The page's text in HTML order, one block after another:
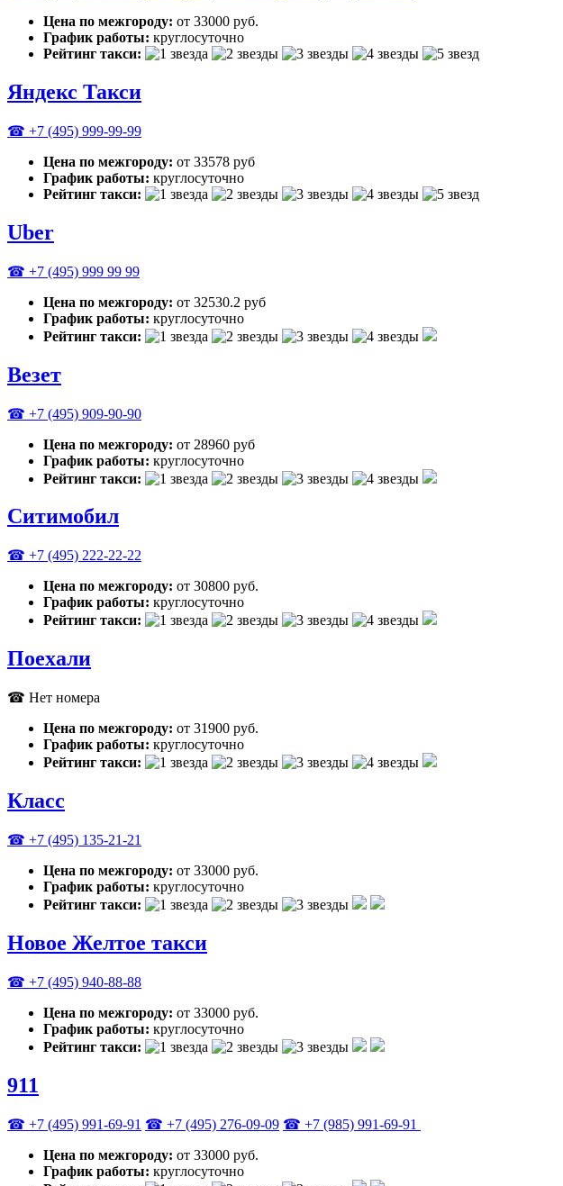
Цена по межгороду: от 33000 руб.
График работы: круглосуточно
Рейтинг такси:
Яндекс Такси
☎ +7 (495) 999-99-99
Цена по межгороду: от 33578 руб
График работы: круглосуточно
Рейтинг такси:
Uber
☎ +7 (495) 999 99 99
Цена по межгороду: от 32530.2 руб
График работы: круглосуточно
Рейтинг такси:
Везет
☎ +7 (495) 909-90-90
Цена по межгороду: от 28960 руб
График работы: круглосуточно
Рейтинг такси:
Ситимобил
☎ +7 (495) 222-22-22
Цена по межгороду: от 30800 руб.
График работы: круглосуточно
Рейтинг такси:
Поехали
☎ Нет номера
Цена по межгороду: от 31900 руб.
График работы: круглосуточно
Рейтинг такси:
Класс
☎ +7 (495) 135-21-21
Цена по межгороду: от 33000 руб.
График работы: круглосуточно
Рейтинг такси:
Новое Желтое такси
☎ +7 (495) 940-88-88
Цена по межгороду: от 33000 руб.
График работы: круглосуточно
Рейтинг такси:
911
☎ +7 (495) 991-69-91 ☎ +7 (495) 276-09-09 ☎ +7 (985) 991-69-91
Цена по межгороду: от 33000 руб.
График работы: круглосуточно